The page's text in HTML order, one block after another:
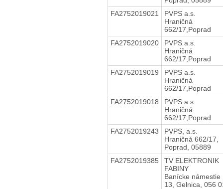
FA2752019021
PVPS a.s.
Hraničná
662/17,Poprad
FA2752019020
PVPS a.s.
Hraničná
662/17,Poprad
FA2752019019
PVPS a.s.
Hraničná
662/17,Poprad
FA2752019018
PVPS a.s.
Hraničná
662/17,Poprad
FA2752019243
PVPS, a.s.
Hraničná 662/17,
Poprad, 05889
FA2752019385
TV ELEKTRONIK
FABINY
Banícke námestie
13, Gelnica, 056